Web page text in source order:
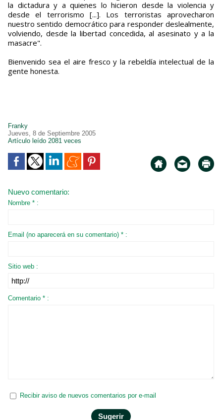
la dictadura y a quienes lo hicieron desde la violencia y
desde el terrorismo [...]. Los terroristas aprovecharon
nuestro sentido democrático para responder deslealmente,
volviendo, desde la libertad concedida, al asesinato y a la
masacre".
Bienvenido sea el aire fresco y la rebeldía intelectual de la
gente honesta.
Franky
Jueves, 8 de Septiembre 2005
Artículo leído 2081 veces
Nuevo comentario:
Nombre * :
Email (no aparecerá en su comentario) * :
Sitio web :
Comentario * :
Recibir aviso de nuevos comentarios por e-mail